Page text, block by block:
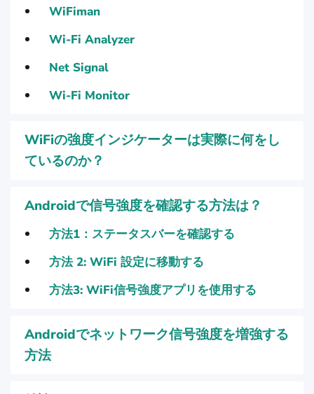
WiFiman
Wi-Fi Analyzer
Net Signal
Wi-Fi Monitor
WiFiの強度インジケーターは実際に何をし
ているのか？
Androidで信号強度を確認する方法は？
方法1：ステータスバーを確認する
方法 2: WiFi 設定に移動する
方法3: WiFi信号強度アプリを使用する
Androidでネットワーク信号強度を増強する
方法